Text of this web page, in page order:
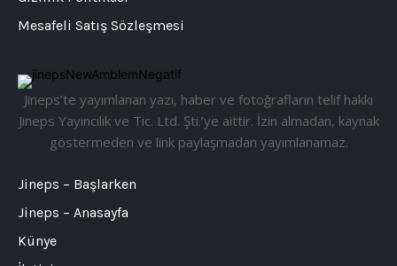
Jineps’te yayımlanan yazı, haber ve fotoğrafların telif hakkı
Jineps Yayıncılık ve Tic. Ltd. Şti.’ye aittir. İzin almadan, kaynak
göstermeden ve link paylaşmadan yayımlanamaz.
Jineps – Başlarken
Jineps – Anasayfa
Künye
Mesafeli Satış Sözleşmesi